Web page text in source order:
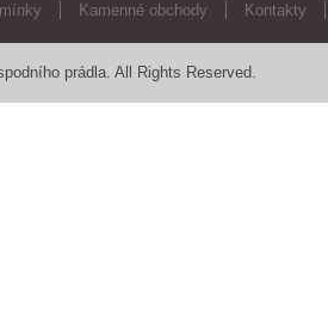
Kamenné obchody Kontakty
prádla. All Rights Reserved.